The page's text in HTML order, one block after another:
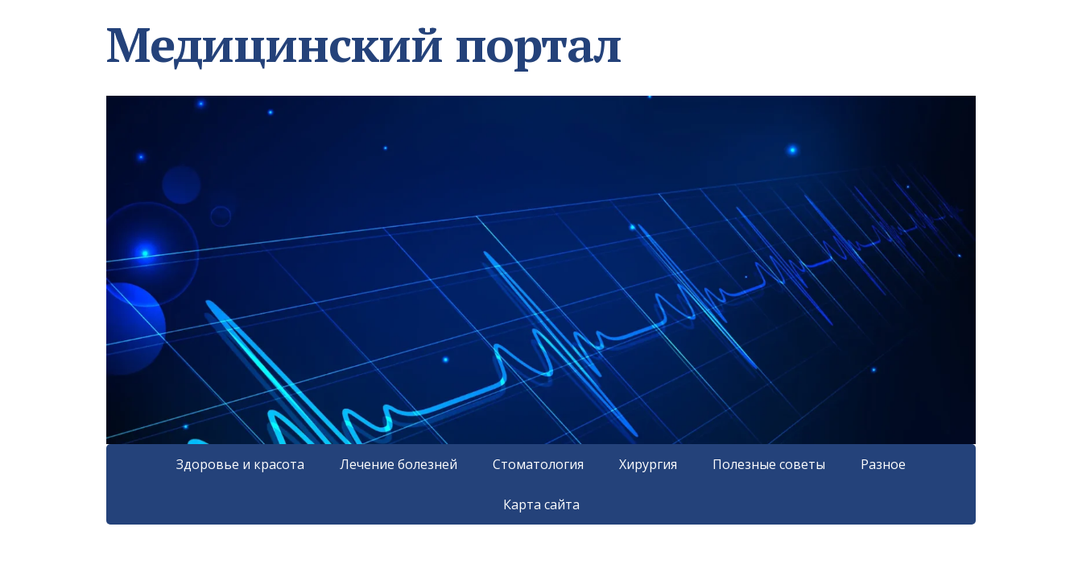
Медицинский портал
Здоровье и красота Лечение болезней Стоматология Хирургия Полезные советы Разное
Карта сайта